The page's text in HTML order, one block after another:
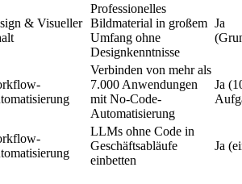
& Visueller
Professionelles
Bildmaterial in großem
Umfang ohne
Designkenntnisse
Ja
Verbinden von mehr als
7.000 Anwendungen
mit No-Code-
Automatisierung
Ja
LLMs ohne Code in
Geschäftsabläufe
einbetten
Ja